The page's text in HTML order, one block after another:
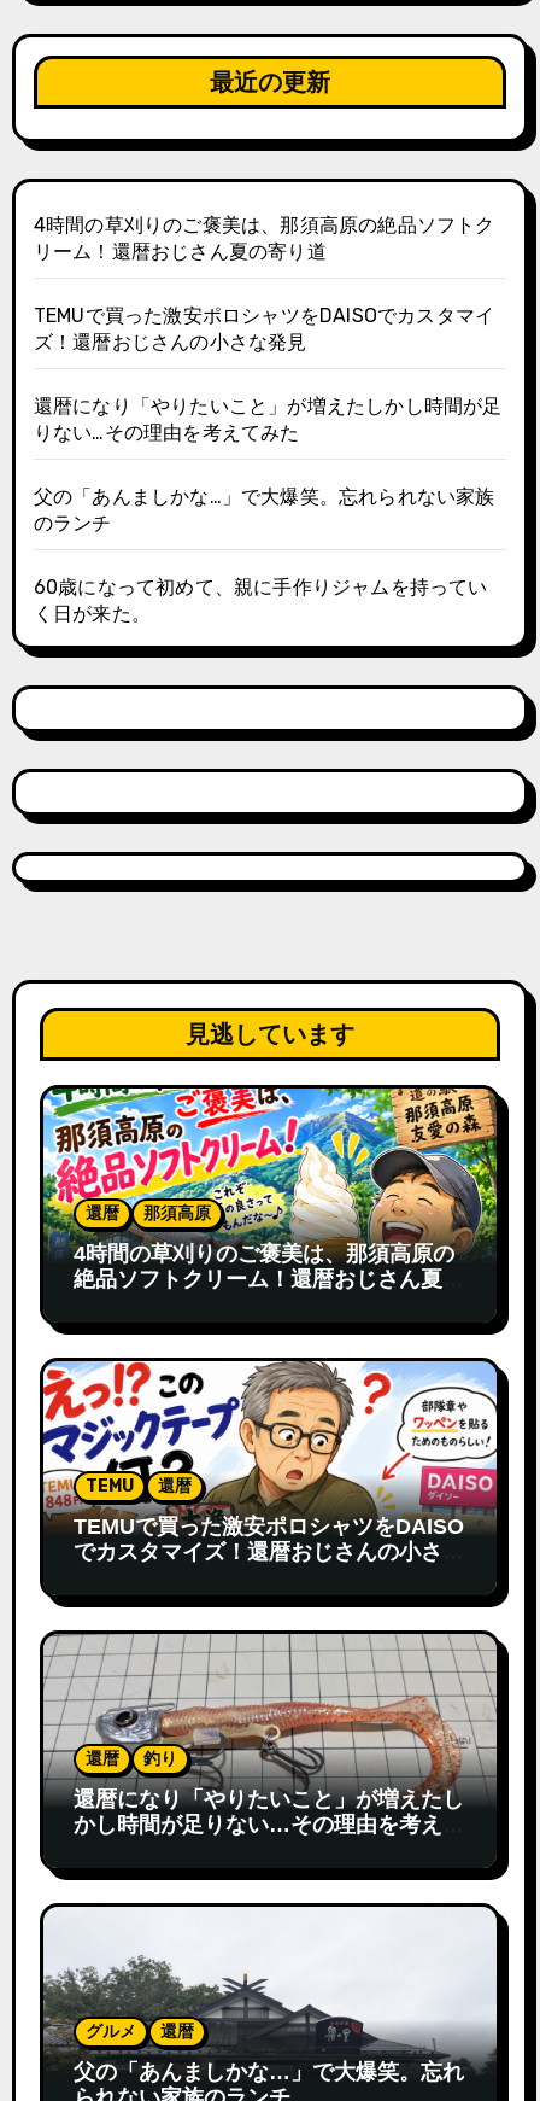
最近の更新
4時間の草刈りのご褒美は、那須高原の絶品ソフトク
リーム！還暦おじさん夏の寄り道
TEMUで買った激安ポロシャツをDAISOでカスタマイ
ズ！還暦おじさんの小さな発見
還暦になり「やりたいこと」が増えたしかし時間が足
りない…その理由を考えてみた
父の「あんましかな…」で大爆笑。忘れられない家族
のランチ
60歳になって初めて、親に手作りジャムを持ってい
く日が来た。
見逃しています
還暦 那須高原
4時間の草刈りのご褒美は、那須高原の
絶品ソフトクリーム！還暦おじさん夏の
TEMU 還暦
TEMUで買った激安ポロシャツをDAISO
でカスタマイズ！還暦おじさんの小さな
還暦 釣り
還暦になり「やりたいこと」が増えたし
かし時間が足りない…その理由を考えて
グルメ 還暦
父の「あんましかな…」で大爆笑。忘れ